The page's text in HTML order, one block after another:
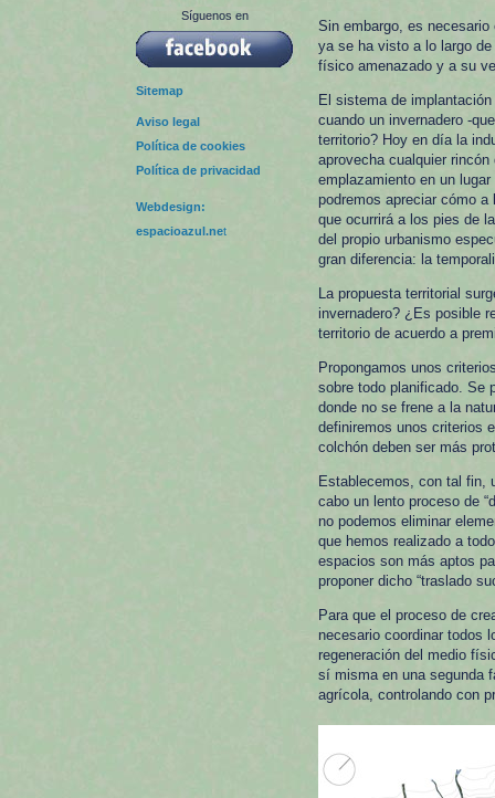
Síguenos en
Sitemap
Aviso legal
Política de cookies
Política de privacidad
Webdesign:
espacioazul.net
Sin embargo, es
ya se ha visto a lo largo
físico amenazado y a su
El sistema de
cuando un invernadero -
territorio? Hoy en día la
aprovecha cualquier
emplazamiento en un
podremos apreciar cómo
que ocurrirá a los pies de
del propio urbanismo
gran diferencia: la
La propuesta territorial
invernadero? ¿Es posible
territorio de acuerdo a
Propongamos unos
sobre todo planificado. Se
donde no se frene a la
definiremos unos criterios
colchón deben ser más
Establecemos, con tal fin,
cabo un lento proceso de
no podemos eliminar
que hemos realizado a
espacios son más aptos
proponer dicho “traslado
Para que el proceso de
necesario coordinar todos
regeneración del medio
sí misma en una segunda
agrícola, controlando con